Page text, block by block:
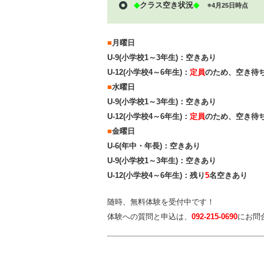
◆クラス空き状況◆ ※4月25日時点
■ 月曜日
U-9(小学校1～3年生)：空きあり
U-12(小学校4～6年生)： 定員のため、空き待
■水曜日
U-9(小学校1～3年生)：空きあり
U-12(小学校4～6年生)： 定員のため、空き待
■金曜日
U-6(年中・年長)：空きあり
U-9(小学校1～3年生)：空きあり
U-12(小学校4～6年生)：残り5名空きあり
随時、無料体験を受付中です！
体験への質問と申込は、 092-215-0690にお問